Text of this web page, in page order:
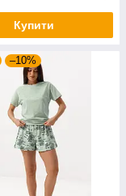
Купити
–10%